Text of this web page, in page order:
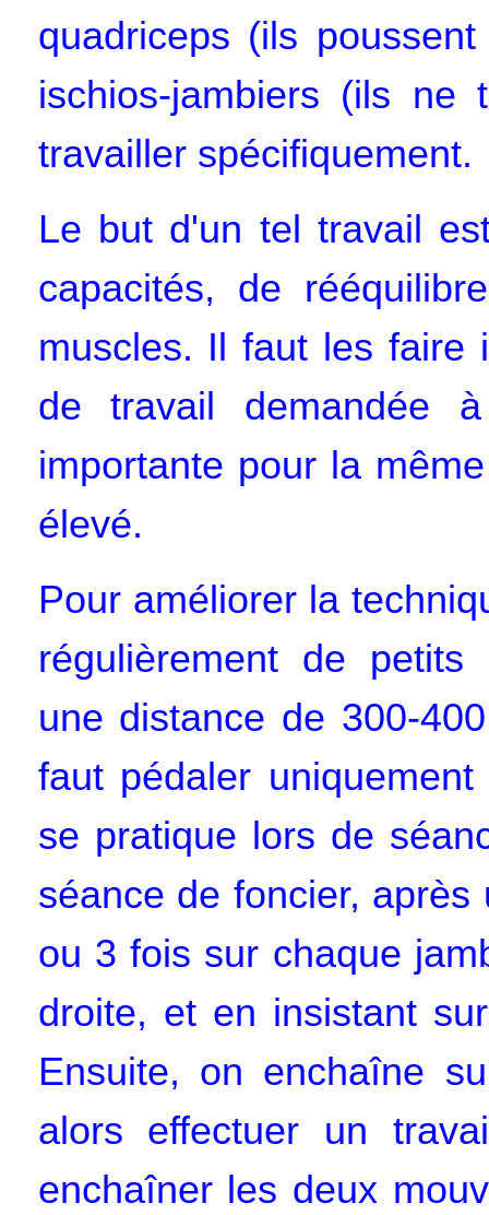
quadriceps (ils
ischios-jambiers (ils
travailler spécifiquement.
Le but d'un tel travail
capacités, de
muscles. Il faut les faire
de travail demandée
importante pour la
élevé.
Pour améliorer la
régulièrement de petits
une distance de 300-
faut pédaler
se pratique lors de
séance de foncier,
ou 3 fois sur chaque
droite, et en insistant
Ensuite, on enchaîne
alors effectuer un
enchaîner les deux